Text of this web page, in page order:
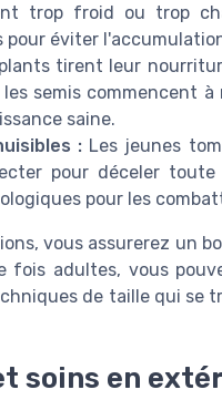
trop froid ou trop
pour éviter
tirent leur
semis commencent
saine.
:Les jeunes
pour déceler
pour les
vous assurerez un
fois adultes, vous
de taille qui se
soins en